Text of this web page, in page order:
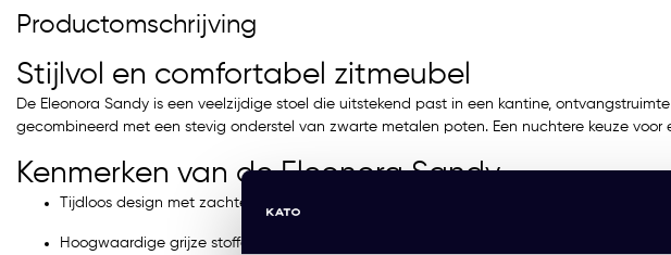
Productomschrijving
Stijlvol en comfortabel zitmeubel
De Eleonora Sandy is een veelzijdige stoel die uitstekend past in een kantine,
gecombineerd met een stevig onderstel van zwarte metalen poten. Een nuchtere keuze voor
Kenmerken van de Eleonora Sandy
Tijdloos design met zachte belijning
Hoogwaardige grijze stoffering